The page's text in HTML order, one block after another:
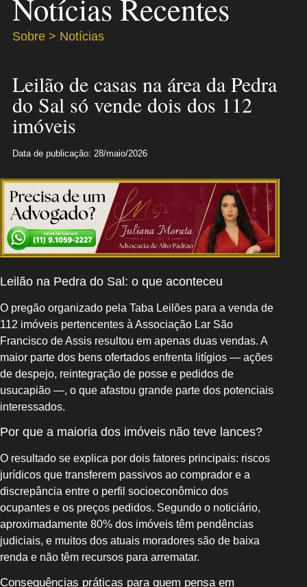
Notícias Recentes
Sobre > Notícias
Leilão de casas na área da Pedra
do Sal só vende dois dos 112
imóveis
Data de publicação: 28/maio/2026
Leilão na Pedra do Sal: o que aconteceu
O pregão organizado pela Taba Leilões para a venda de
112 imóveis pertencentes à Associação Lar São
Francisco de Assis resultou em apenas duas vendas. A
maior parte dos bens ofertados enfrenta litígios — ações
de despejo, reintegração de posse e pedidos de
usucapião —, o que afastou grande parte dos potenciais
interessados.
Por que a maioria dos imóveis não teve lances?
O resultado se explica por dois fatores principais: riscos
jurídicos que transferem passivos ao comprador e a
discrepância entre o perfil socioeconômico dos
ocupantes e os preços pedidos. Segundo o noticiário,
aproximadamente 80% dos imóveis têm pendências
judiciais, e muitos dos atuais moradores são de baixa
renda e não têm recursos para arrematar.
Consequências práticas para quem pensa em